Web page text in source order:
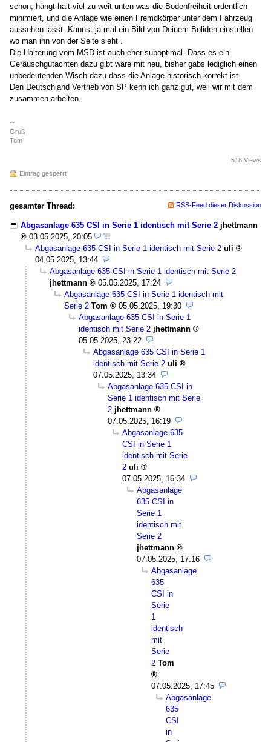
schon, hängt halt viel zu weit unten was die Bodenfreiheit ordentlich
minimiert, und die Anlage wie einen Fremdkörper unter dem Fahrzeug
aussehen lässt. Kannst ja mal ein Bild von Deinem Boliden einstellen
wo man ihn von der Seite sieht .
Die Halterung vom MSD ist auch eher suboptimal. Dass es ein
Geräuschgutachten dazu gibt wäre mit neu, bisher gabs lediglich einen
unbedeutenden Wisch dazu dass die Anlage historisch korrekt ist.
Den Deutschland Vertrieb von SP kenn ich ganz gut, weil wir mit dem
zusammen arbeiten.
--
Gruß
Tom
Eintrag gesperrt
518 Views
gesamter Thread: RSS-Feed dieser Diskussion
Abgasanlage 635 CSI in Serie 1 identisch mit Serie 2 jhettmann
03.05.2025, 20:05
Abgasanlage 635 CSI in Serie 1 identisch mit Serie 2 uli
04.05.2025, 13:44
Abgasanlage 635 CSI in Serie 1 identisch mit Serie 2
jhettmann
05.05.2025, 17:24
Abgasanlage 635 CSI in Serie 1 identisch mit
Serie 2 Tom
05.05.2025, 19:30
Abgasanlage 635 CSI in Serie 1
identisch mit Serie 2 jhettmann
05.05.2025, 23:22
Abgasanlage 635 CSI in Serie 1
identisch mit Serie 2 uli
07.05.2025, 13:34
Abgasanlage 635 CSI in
Serie 1 identisch mit Serie
2 jhettmann
07.05.2025, 16:19
Abgasanlage 635
CSI in Serie 1
identisch mit Serie
2 uli
07.05.2025, 16:34
Abgasanlage
635 CSI in
Serie 1
identisch mit
Serie 2
jhettmann
07.05.2025, 17:16
Abgasanlage
635
CSI in
Serie
1
identisch
mit
Serie
2 Tom
07.05.2025, 17:45
Abgasanlage
635
CSI
in